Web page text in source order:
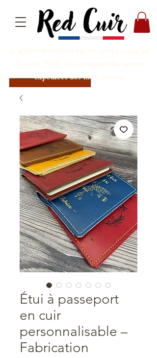
L'atelier-boutique est en congé jusqu'au
31 août 2026. Les commandes seront
expédiées dès mon retour.
Étui à passeport
en cuir
personnalisable –
Fabrication